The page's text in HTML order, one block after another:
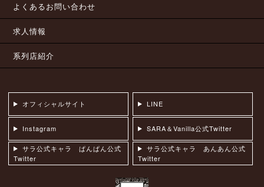
よくあるお問い合わせ
求人情報
系列店紹介
オフィシャルサイト LINE
Instagram SARA＆Vanilla公式Twitter
サラ公式キャラ ぱんぱん公式
Twitter
サラ公式キャラ あんあん公式
Twitter